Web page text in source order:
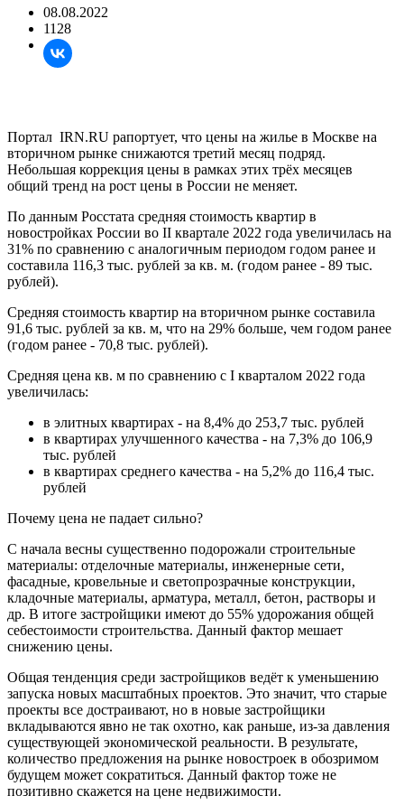
08.08.2022
1128
Портал IRN.RU рапортует, что цены на жилье в Москве на
вторичном рынке снижаются третий месяц подряд.
Небольшая коррекция цены в рамках этих трёх месяцев
общий тренд на рост цены в России не меняет.
По данным Росстата средняя стоимость квартир в
новостройках России во II квартале 2022 года увеличилась на
31% по сравнению с аналогичным периодом годом ранее и
составила 116,3 тыс. рублей за кв. м. (годом ранее - 89 тыс.
рублей).
Средняя стоимость квартир на вторичном рынке составила
91,6 тыс. рублей за кв. м, что на 29% больше, чем годом ранее
(годом ранее - 70,8 тыс. рублей).
Средняя цена кв. м по сравнению с I кварталом 2022 года
увеличилась:
в элитных квартирах - на 8,4% до 253,7 тыс. рублей
в квартирах улучшенного качества - на 7,3% до 106,9
тыс. рублей
в квартирах среднего качества - на 5,2% до 116,4 тыс.
рублей
Почему цена не падает сильно?
С начала весны существенно подорожали строительные
материалы: отделочные материалы, инженерные сети,
фасадные, кровельные и светопрозрачные конструкции,
кладочные материалы, арматура, металл, бетон, растворы и
др. В итоге застройщики имеют до 55% удорожания общей
себестоимости строительства. Данный фактор мешает
снижению цены.
Общая тенденция среди застройщиков ведёт к уменьшению
запуска новых масштабных проектов. Это значит, что старые
проекты все достраивают, но в новые застройщики
вкладываются явно не так охотно, как раньше, из-за давления
существующей экономической реальности. В результате,
количество предложения на рынке новостроек в обозримом
будущем может сократиться. Данный фактор тоже не
позитивно скажется на цене недвижимости.